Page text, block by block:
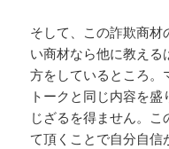
そして、この詐欺商材
い商材なら他に教える
方をしているところ
トークと同じ内容を
じざるを得ません。
て頂くことで自分自信